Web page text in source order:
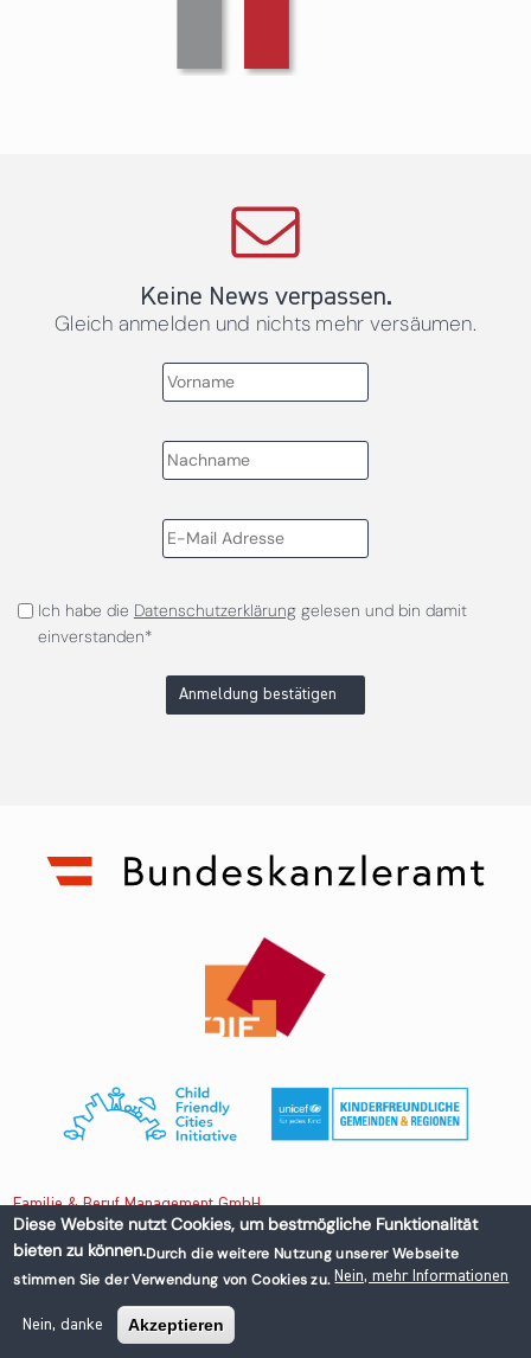
Keine News verpassen.
Gleich anmelden und nichts mehr versäumen.
Ich habe die Datenschutzerklärunggelesen und bin damit
einverstanden*
Anmeldung bestätigen
Familie & Beruf Management GmbH
Untere Donaustraße 13-15/3 1020 Wien, Austria
+43 1 218 50 70
office@familieundberuf.at
Diese Website nutzt Cookies, um bestmögliche Funktionalität
bieten zu können.Durch die weitere Nutzung unserer Webseite
stimmen Sie der Verwendung von Cookies zu. Nein, mehr Informationen
Nein, danke Akzeptieren